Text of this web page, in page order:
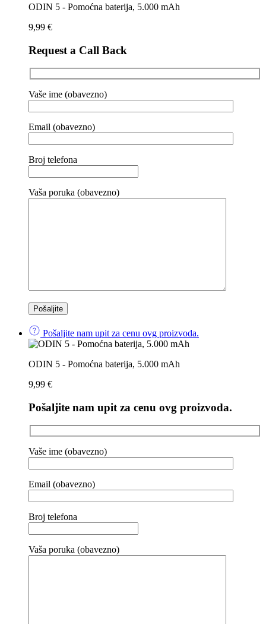
ODIN 5 - Pomoćna baterija, 5.000 mAh
9,99 €
Request a Call Back
Vaše ime (obavezno)
Email (obavezno)
Broj telefona
Vaša poruka (obavezno)
Pošaljite nam upit za cenu ovg proizvoda.
ODIN 5 - Pomoćna baterija, 5.000 mAh
9,99 €
Pošaljite nam upit za cenu ovg proizvoda.
Vaše ime (obavezno)
Email (obavezno)
Broj telefona
Vaša poruka (obavezno)